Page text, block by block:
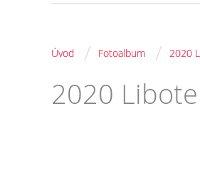
Úvod / Fotoalbum / 2020
2020